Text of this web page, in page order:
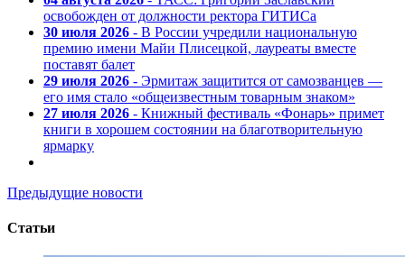
освобожден от должности ректора ГИТИСа
30 июля 2026 - В России учредили национальную
премию имени Майи Плисецкой, лауреаты вместе
поставят балет
29 июля 2026 - Эрмитаж защитится от самозванцев —
его имя стало «общеизвестным товарным знаком»
27 июля 2026 - Книжный фестиваль «Фонарь» примет
книги в хорошем состоянии на благотворительную
ярмарку
Предыдущие новости
Статьи